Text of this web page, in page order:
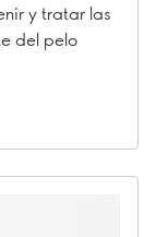
y tratar las
del pelo